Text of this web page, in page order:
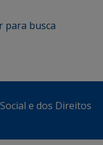
para busca
e dos Direitos